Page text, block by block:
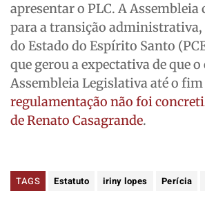
apresentar o PLC. A
para a transição administrativa,
do Estado do Espírito Santo
que gerou a expectativa de que
Assembleia Legislativa até o
regulamentação não foi
de Renato Casagrande.
TAGS Estatuto iriny lopes Perícia